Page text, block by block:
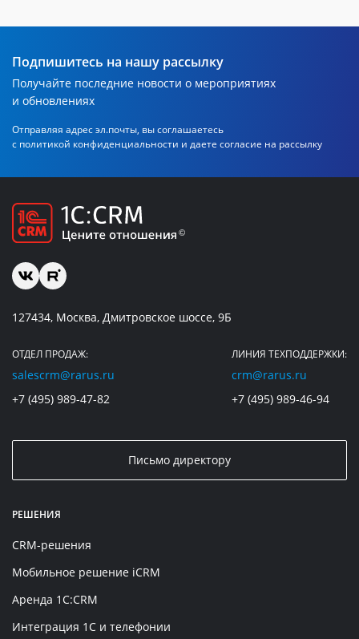
Подпишитесь на нашу рассылку
Получайте последние новости о мероприятиях
и обновлениях
Отправляя адрес эл.почты, вы соглашаетесь
с политикой конфиденциальности и даете согласие на рассылку
127434, Москва, Дмитровское шоссе, 9Б
ОТДЕЛ ПРОДАЖ:
salescrm@rarus.ru
+7 (495) 989-47-82
ЛИНИЯ ТЕХПОДДЕРЖКИ:
crm@rarus.ru
+7 (495) 989-46-94
Письмо директору
РЕШЕНИЯ
CRM-решения
Мобильное решение iCRM
Аренда 1C:CRM
Интеграция 1С и телефонии